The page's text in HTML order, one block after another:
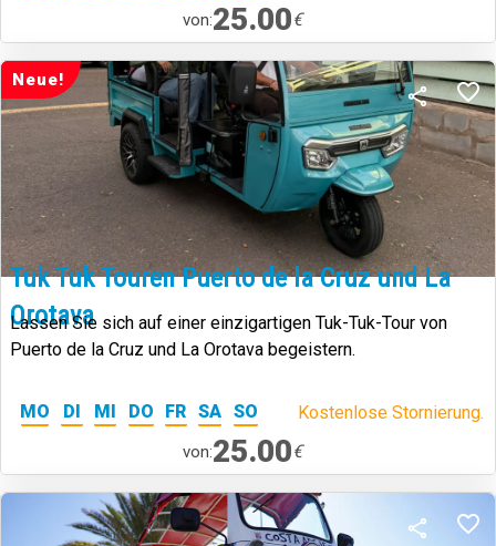
von:25.00€
Neue!
Tuk Tuk Touren Puerto de la Cruz und La
Orotava
Lassen Sie sich auf einer einzigartigen Tuk-Tuk-Tour von
Puerto de la Cruz und La Orotava begeistern.
MO DI MI DO FR SA SO Kostenlose Stornierung.
von:25.00€